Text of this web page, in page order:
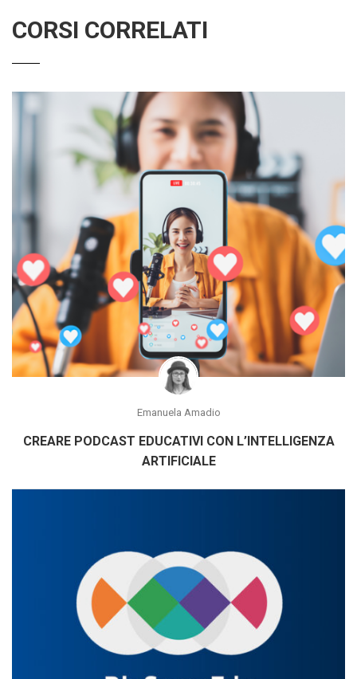
CORSI CORRELATI
Emanuela Amadio
CREARE PODCAST EDUCATIVI CON L’INTELLIGENZA
ARTIFICIALE